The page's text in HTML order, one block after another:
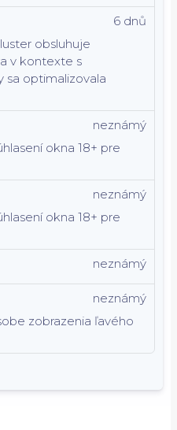
obsluhuje
v kontexte s
sa optimalizovala
6 dnů
okna 18+ pre
neznámý
okna 18+ pre
neznámý
neznámý
zobrazenia ľavého
neznámý